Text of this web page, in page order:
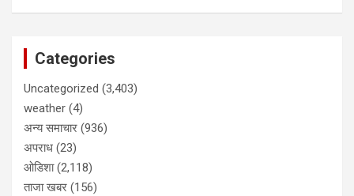
Categories
Uncategorized (3,403)
weather (4)
अन्य समाचार (936)
अपराध (23)
ओडिशा(2,118)
ताजा खबर (156)